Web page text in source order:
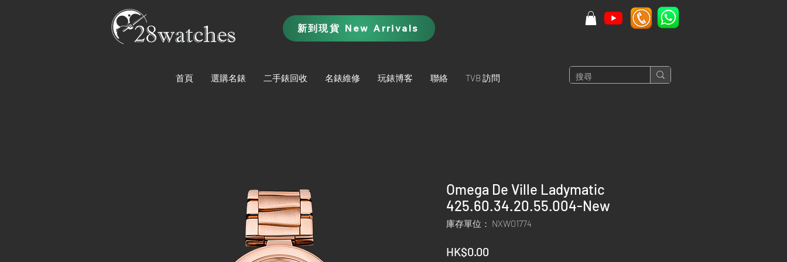
新到現貨 New Arrivals
首頁 選購名錶 二手錶回收 名錶維修 玩錶博客 聯絡 TVB 訪問
Omega De Ville Ladymatic
425.60.34.20.55.004-New
庫存單位： NXWO1774
HK$0.00